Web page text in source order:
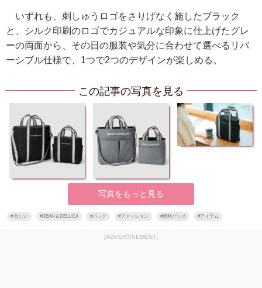
いずれも、刺しゅうロゴをさりげなく施したブラック
と、シルク印刷のロゴでカジュアルな印象に仕上げたグレ
ーの両面から、その日の服装や気分に合わせて選べるリバ
ーシブル仕様で、1つで2つのデザインが楽しめる。
この記事の写真を見る
写真をもっと見る
#欲しい #DEAN＆DELUCA #バッグ #ファッション #便利グッズ #アイテム
[ADVERTISEMENT]